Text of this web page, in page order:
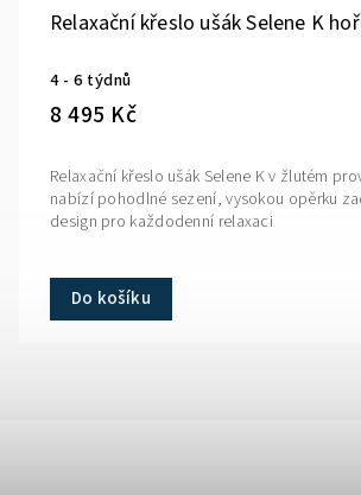
Relaxační křeslo ušák Selene K
4 - 6 týdnů
8 495 Kč
Do košíku
Relaxační křeslo ušák Selene K v žlutém
nabízí pohodlné sezení, vysokou opěrku
design pro každodenní relaxaci